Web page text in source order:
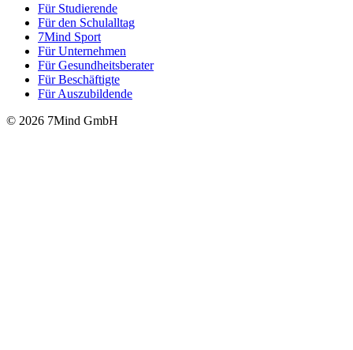
Für Stu­die­rende
Für den Schulalltag
7Mind Sport
Für Unter­neh­men
Für Gesund­heits­be­ra­ter
Für Beschäftigte
Für Auszubildende
© 2026 7Mind GmbH